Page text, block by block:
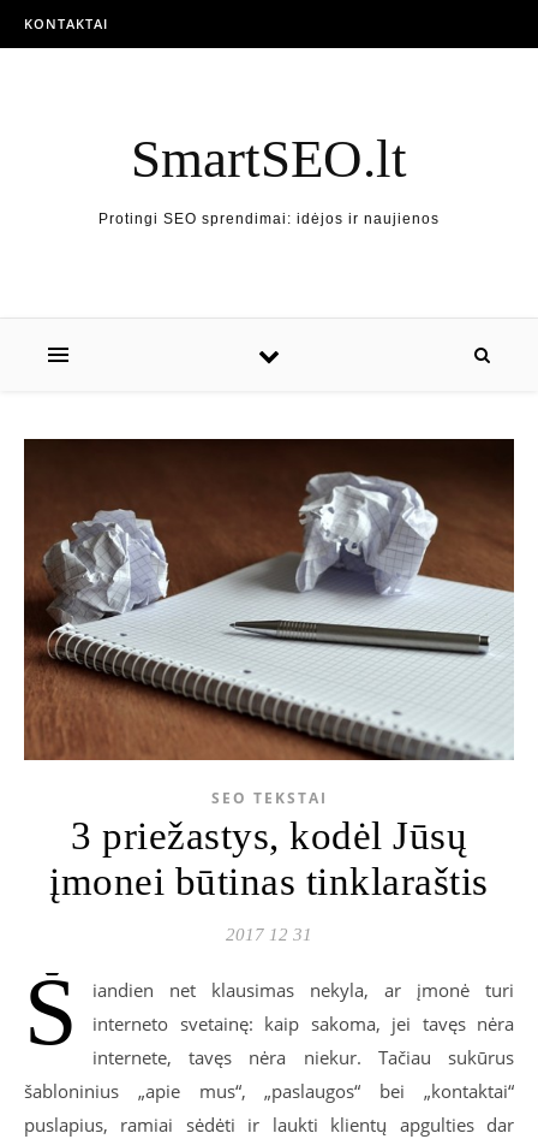
Skip to content
KONTAKTAI
SmartSEO.lt
Protingi SEO sprendimai: idėjos ir naujienos
SEO TEKSTAI
3 priežastys, kodėl Jūsų
įmonei būtinas tinklaraštis
2017 12 31
Š
iandien net klausimas nekyla, ar įmonė turi
interneto svetainę: kaip sakoma, jei tavęs nėra
internete, tavęs nėra niekur. Tačiau sukūrus
šabloninius „apie mus“, „paslaugos“ bei „kontaktai“
puslapius, ramiai sėdėti ir laukti klientų apgulties dar